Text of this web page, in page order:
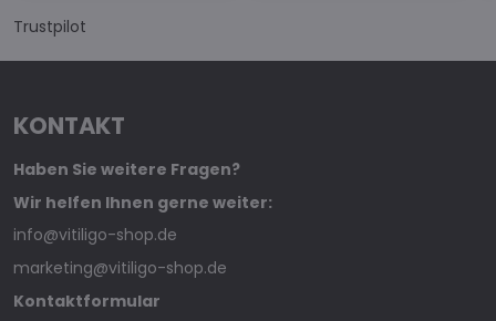
Trustpilot
KONTAKT
Haben Sie weitere Fragen?
Wir helfen Ihnen gerne weiter:
info@vitiligo-shop.de
marketing@vitiligo-shop.de
Kontaktformular